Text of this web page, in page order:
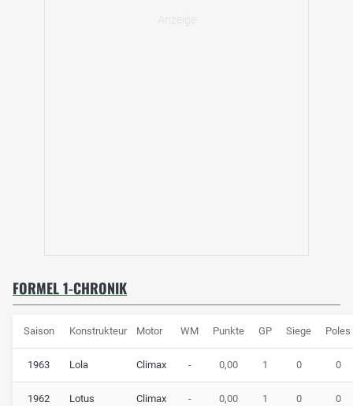
FORMEL 1-CHRONIK
Saison Konstrukteur Motor WM Punkte GP Siege Poles
1963 Lola Climax - 0,00 1 0 0
1962 Lotus Climax - 0,00 1 0 0